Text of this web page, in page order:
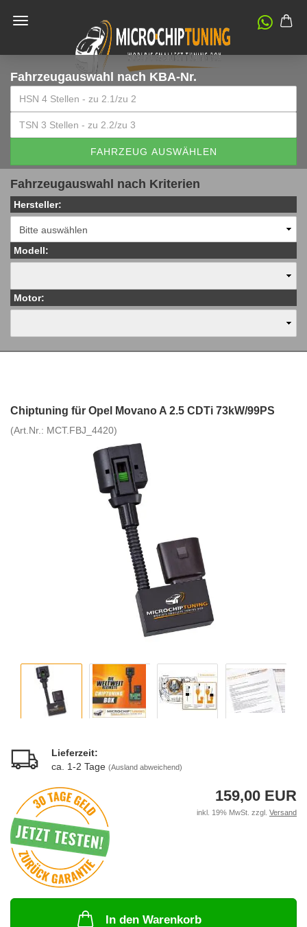
Fahrzeugauswahl nach KBA-Nr.
FAHRZEUG AUSWÄHLEN
Fahrzeugauswahl nach Kriterien
Hersteller:
Modell:
Motor:
Chiptuning für Opel Movano A 2.5 CDTi 73kW/99PS
(Art.Nr.: MCT.FBJ_4420)
Lieferzeit:
ca. 1-2 Tage (Ausland abweichend)
159,00 EUR
inkl. 19% MwSt. zzgl. Versand
In den Warenkorb